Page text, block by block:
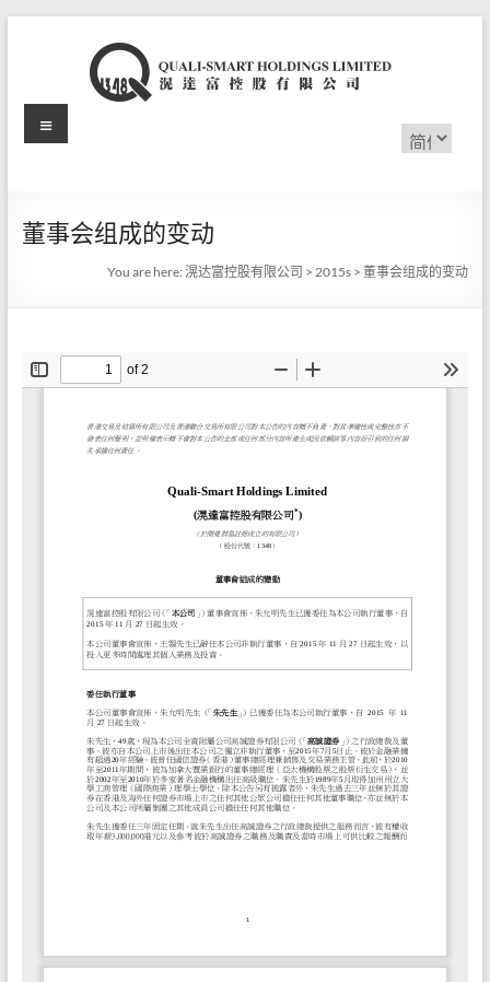
滉
富
限
选
择
Menu
董事会组成的变动
You are here:滉达富控股有限公司 >2015s >董事会组成的变动